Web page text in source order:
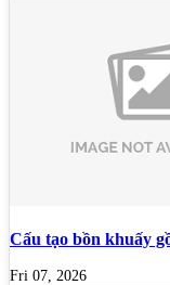
Cấu tạo bồn khuấy
Fri 07, 2026